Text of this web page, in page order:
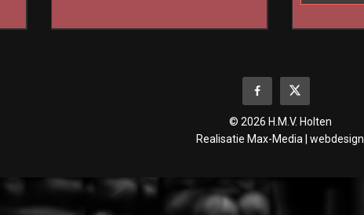
© 2026 H.M.V. Holten
Realisatie Max-Media | webdesign